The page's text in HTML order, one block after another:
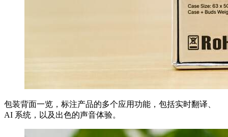
包装背面一览，标注产品的多个应用功能，包括实时翻译、
AI 系统，以及出色的声音体验。